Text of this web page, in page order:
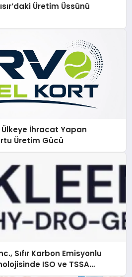
Üretim Üssünü
Ülkeye İhracat Yapan
Üretim Gücü
Sıfır Karbon Emisyonlu
ISO ve TSSA